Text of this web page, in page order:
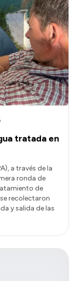
tratada en
a través de la
ronda de
de
recolectaron
y salida de las